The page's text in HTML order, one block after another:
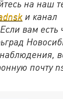
на наш
и канал
вам есть
почту